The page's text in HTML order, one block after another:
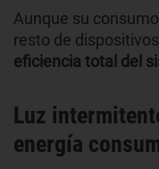
Aunque su
resto de
eficiencia total del
Luz
energía